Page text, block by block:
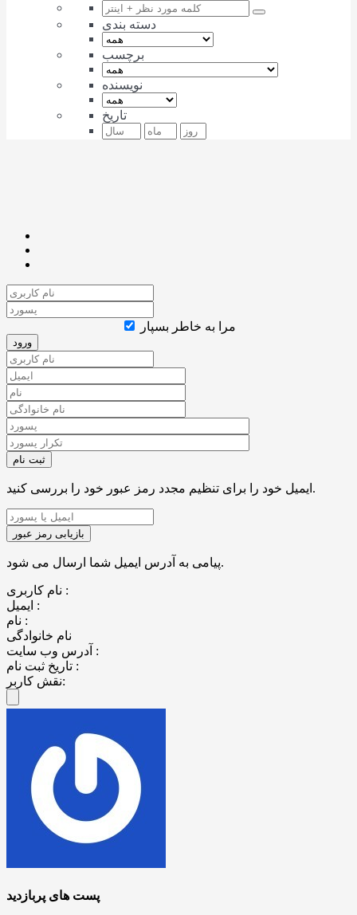
دسته بندی
برچسب
نویسنده
تاریخ
مرا به خاطر بسپار
ایمیل خود را برای تنظیم مجدد رمز عبور خود را بررسی کنید.
پیامی به آدرس ایمیل شما ارسال می شود.
نام کاربری :
ایمیل :
نام :
نام خانوادگی
آدرس وب سایت :
تاریخ ثبت نام :
نقش کاربر:
پست های پربازدید